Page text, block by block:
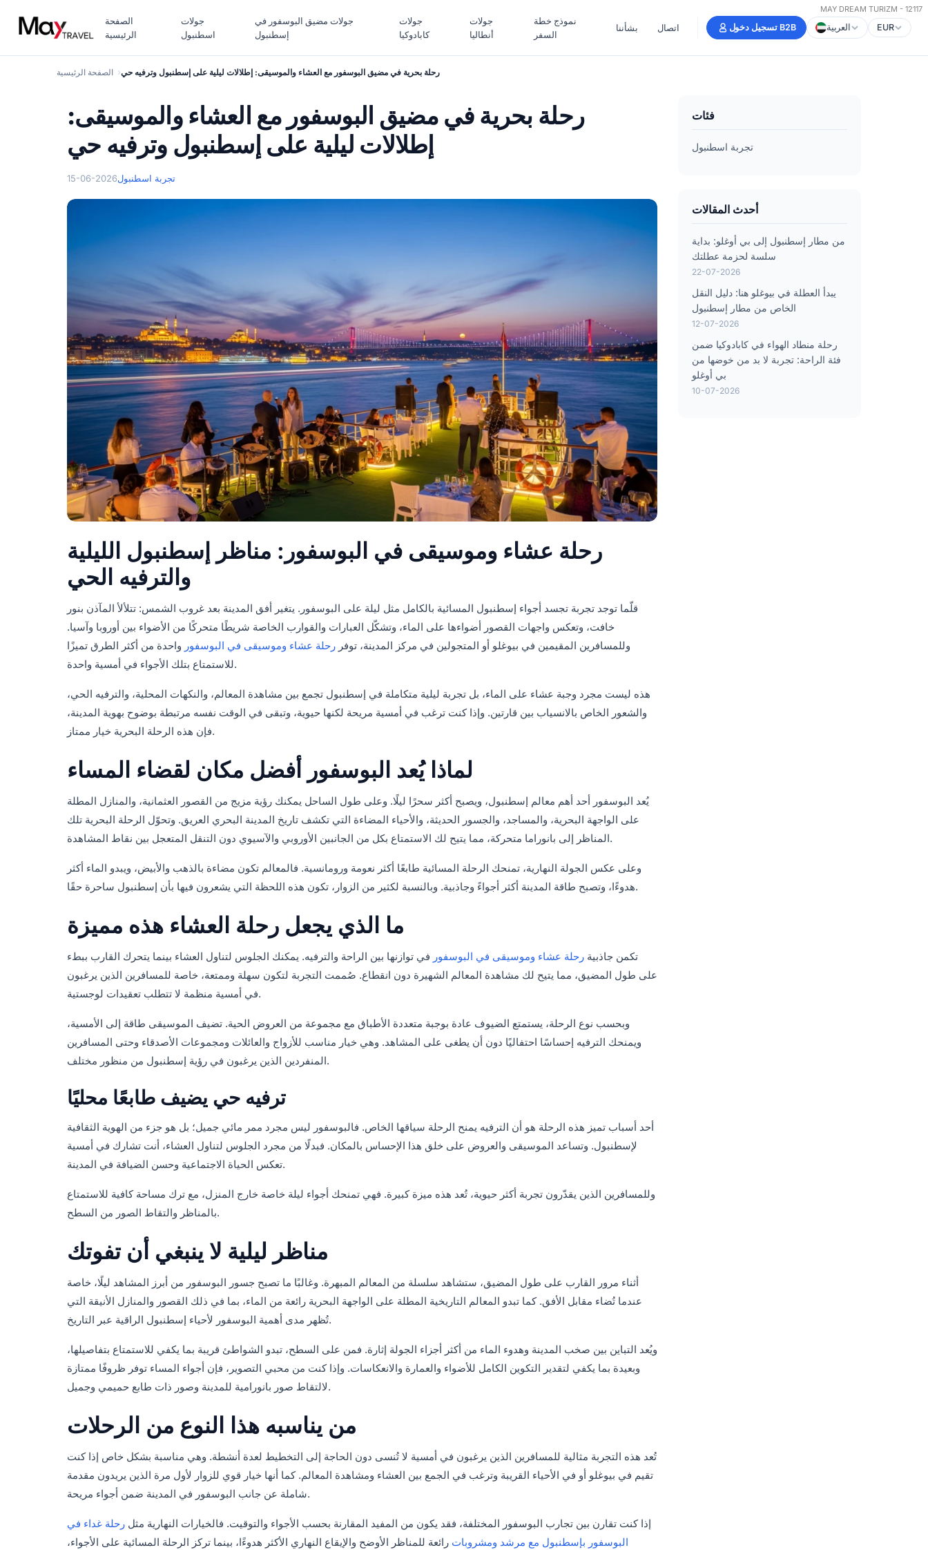
MAY DREAM TURIZM - 12117
الصفحة
الرئيسية
جولات
اسطنبول
جولات مضيق البوسفور في
إسطنبول
جولات
كابادوكيا
جولات
أنطاليا
نموذج خطة
السفر
بشأننا اتصال تسجيل دخول B2B العربية EUR
الصفحة الرئيسية رحلة بحرية في مضيق البوسفور مع العشاء والموسيقى: إطلالات ليلية على إسطنبول وترفيه حي
رحلة بحرية في مضيق البوسفور مع العشاء والموسيقى:
إطلالات ليلية على إسطنبول وترفيه حي
15-06-2026تجربة اسطنبول
رحلة عشاء وموسيقى في البوسفور: مناظر إسطنبول الليلية
والترفيه الحي
قلّما توجد تجربة تجسد أجواء إسطنبول المسائية بالكامل مثل ليلة على البوسفور. يتغير أفق المدينة بعد غروب الشمس: تتلألأ المآذن بنور
خافت، وتعكس واجهات القصور أضواءها على الماء، وتشكّل العبارات والقوارب الخاصة شريطًا متحركًا من الأضواء بين أوروبا وآسيا.
وللمسافرين المقيمين في بيوغلو أو المتجولين في مركز المدينة، توفر رحلة عشاء وموسيقى في البوسفور واحدة من أكثر الطرق تميزًا
للاستمتاع بتلك الأجواء في أمسية واحدة.
هذه ليست مجرد وجبة عشاء على الماء، بل تجربة ليلية متكاملة في إسطنبول تجمع بين مشاهدة المعالم، والنكهات المحلية، والترفيه الحي،
والشعور الخاص بالانسياب بين قارتين. وإذا كنت ترغب في أمسية مريحة لكنها حيوية، وتبقى في الوقت نفسه مرتبطة بوضوح بهوية المدينة،
فإن هذه الرحلة البحرية خيار ممتاز.
لماذا يُعد البوسفور أفضل مكان لقضاء المساء
يُعد البوسفور أحد أهم معالم إسطنبول، ويصبح أكثر سحرًا ليلًا. وعلى طول الساحل يمكنك رؤية مزيج من القصور العثمانية، والمنازل المطلة
على الواجهة البحرية، والمساجد، والجسور الحديثة، والأحياء المضاءة التي تكشف تاريخ المدينة البحري العريق. وتحوّل الرحلة البحرية تلك
المناظر إلى بانوراما متحركة، مما يتيح لك الاستمتاع بكل من الجانبين الأوروبي والآسيوي دون التنقل المتعجل بين نقاط المشاهدة.
وعلى عكس الجولة النهارية، تمنحك الرحلة المسائية طابعًا أكثر نعومة ورومانسية. فالمعالم تكون مضاءة بالذهب والأبيض، ويبدو الماء أكثر
هدوءًا، وتصبح طاقة المدينة أكثر أجواءً وجاذبية. وبالنسبة لكثير من الزوار، تكون هذه اللحظة التي يشعرون فيها بأن إسطنبول ساحرة حقًا.
ما الذي يجعل رحلة العشاء هذه مميزة
تكمن جاذبية رحلة عشاء وموسيقى في البوسفور في توازنها بين الراحة والترفيه. يمكنك الجلوس لتناول العشاء بينما يتحرك القارب ببطء
على طول المضيق، مما يتيح لك مشاهدة المعالم الشهيرة دون انقطاع. صُممت التجربة لتكون سهلة وممتعة، خاصة للمسافرين الذين يرغبون
في أمسية منظمة لا تتطلب تعقيدات لوجستية.
وبحسب نوع الرحلة، يستمتع الضيوف عادة بوجبة متعددة الأطباق مع مجموعة من العروض الحية. تضيف الموسيقى طاقة إلى الأمسية،
ويمنحك الترفيه إحساسًا احتفاليًا دون أن يطغى على المشاهد. وهي خيار مناسب للأزواج والعائلات ومجموعات الأصدقاء وحتى المسافرين
المنفردين الذين يرغبون في رؤية إسطنبول من منظور مختلف.
ترفيه حي يضيف طابعًا محليًا
أحد أسباب تميز هذه الرحلة هو أن الترفيه يمنح الرحلة سياقها الخاص. فالبوسفور ليس مجرد ممر مائي جميل؛ بل هو جزء من الهوية الثقافية
لإسطنبول. وتساعد الموسيقى والعروض على خلق هذا الإحساس بالمكان. فبدلًا من مجرد الجلوس لتناول العشاء، أنت تشارك في أمسية
تعكس الحياة الاجتماعية وحسن الضيافة في المدينة.
وللمسافرين الذين يقدّرون تجربة أكثر حيوية، تُعد هذه ميزة كبيرة. فهي تمنحك أجواء ليلة خاصة خارج المنزل، مع ترك مساحة كافية للاستمتاع
بالمناظر والتقاط الصور من السطح.
مناظر ليلية لا ينبغي أن تفوتك
أثناء مرور القارب على طول المضيق، ستشاهد سلسلة من المعالم المبهرة. وغالبًا ما تصبح جسور البوسفور من أبرز المشاهد ليلًا، خاصة
عندما تُضاء مقابل الأفق. كما تبدو المعالم التاريخية المطلة على الواجهة البحرية رائعة من الماء، بما في ذلك القصور والمنازل الأنيقة التي
تُظهر مدى أهمية البوسفور لأحياء إسطنبول الراقية عبر التاريخ.
ويُعد التباين بين صخب المدينة وهدوء الماء من أكثر أجزاء الجولة إثارة. فمن على السطح، تبدو الشواطئ قريبة بما يكفي للاستمتاع بتفاصيلها،
وبعيدة بما يكفي لتقدير التكوين الكامل للأضواء والعمارة والانعكاسات. وإذا كنت من محبي التصوير، فإن أجواء المساء توفر ظروفًا ممتازة
لالتقاط صور بانورامية للمدينة وصور ذات طابع حميمي وجميل.
من يناسبه هذا النوع من الرحلات
تُعد هذه التجربة مثالية للمسافرين الذين يرغبون في أمسية لا تُنسى دون الحاجة إلى التخطيط لعدة أنشطة. وهي مناسبة بشكل خاص إذا كنت
تقيم في بيوغلو أو في الأحياء القريبة وترغب في الجمع بين العشاء ومشاهدة المعالم. كما أنها خيار قوي للزوار لأول مرة الذين يريدون مقدمة
شاملة عن جانب البوسفور في المدينة ضمن أجواء مريحة.
إذا كنت تقارن بين تجارب البوسفور المختلفة، فقد يكون من المفيد المقارنة بحسب الأجواء والتوقيت. فالخيارات النهارية مثل رحلة غداء في
البوسفور بإسطنبول مع مرشد ومشروبات رائعة للمناظر الأوضح والإيقاع النهاري الأكثر هدوءًا، بينما تركز الرحلة المسائية على الأجواء،
فئات
تجربة اسطنبول
أحدث المقالات
من مطار إسطنبول إلى بي أوغلو: بداية
سلسة لحزمة عطلتك
22-07-2026
يبدأ العطلة في بيوغلو هنا: دليل النقل
الخاص من مطار إسطنبول
12-07-2026
رحلة منطاد الهواء في كابادوكيا ضمن
فئة الراحة: تجربة لا بد من خوضها من
بي أوغلو
10-07-2026